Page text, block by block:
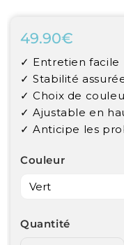
49.90€
Unit
price
✓ Entretien facile
✓ Stabilité
✓ Choix de
✓ Ajustable en
✓ Anticipe les
Couleur
Quantité